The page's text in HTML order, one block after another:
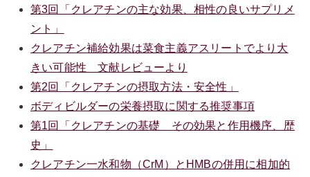
第3回「クレアチンの主な効果、相性の良いサプリメ
ント」
クレアチン補給効果は菜食主義アスリートでより大
きい可能性 文献レビューより
第2回「クレアチンの摂取方法・安全性」
ボディビルダーの栄養摂取に関する推奨事項
第1回「クレアチンの基礎 その効果と作用機序、歴
史」
クレアチン一水和物（CrM）とHMBの併用に相加的